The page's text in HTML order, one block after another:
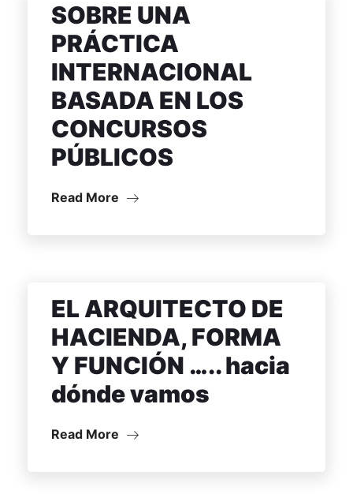
SOBRE UNA
PRÁCTICA
INTERNACIONAL
BASADA EN LOS
CONCURSOS
PÚBLICOS
Read More
EL ARQUITECTO DE
HACIENDA, FORMA
Y FUNCIÓN ….. hacia
dónde vamos
Read More